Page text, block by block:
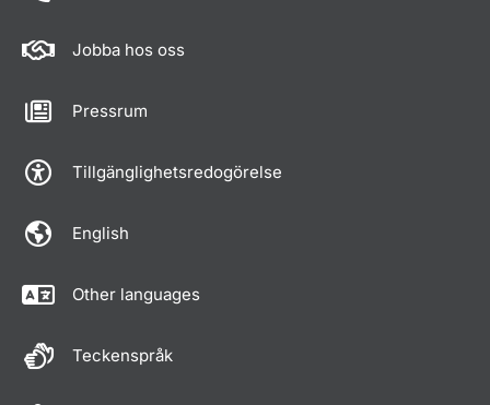
Jobba hos oss
Pressrum
Tillgänglighetsredogörelse
English
Other languages
Teckenspråk